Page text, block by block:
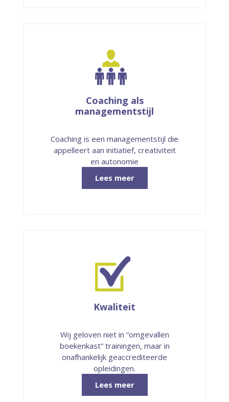
Coaching als
managementstijl
Coaching is een managementstijl die
appelleert aan initiatief, creativiteit
en autonomie
Lees meer
Kwaliteit
Wij geloven niet in “omgevallen
boekenkast” trainingen, maar in
onafhankelijk geaccrediteerde
opleidingen.
Lees meer